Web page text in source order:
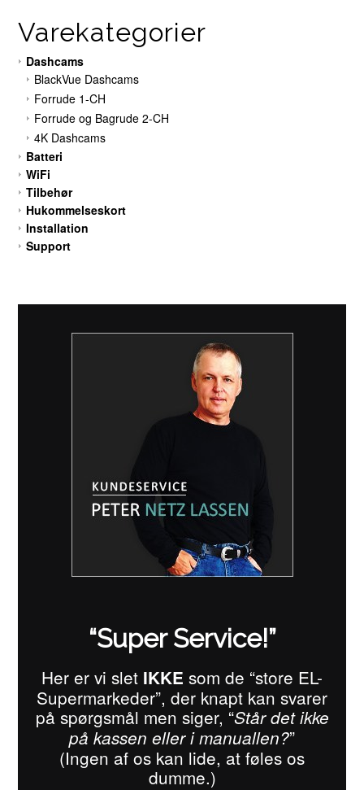
Varekategorier
Dashcams
BlackVue Dashcams
Forrude 1-CH
Forrude og Bagrude 2-CH
4K Dashcams
Batteri
WiFi
Tilbehør
Hukommelseskort
Installation
Support
“Super Service!”
Her er vi slet IKKE som de “store EL-
Supermarkeder”, der knapt kan svarer
på spørgsmål men siger, “Står det ikke
på kassen eller i manuallen?”
(Ingen af os kan lide, at føles os
dumme.)